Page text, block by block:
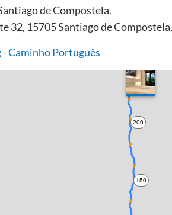
de Compostela.
32, 15705 Santiago de
- Caminho Português
150
200